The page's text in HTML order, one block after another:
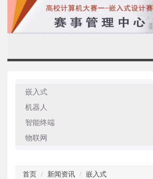
嵌入式
机器人
智能终端
物联网
首页 新闻资讯 嵌入式